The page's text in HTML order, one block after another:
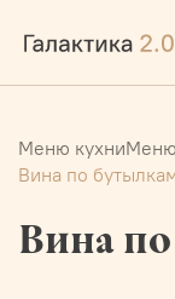
Меню кухниМеню
Вина по
Вина